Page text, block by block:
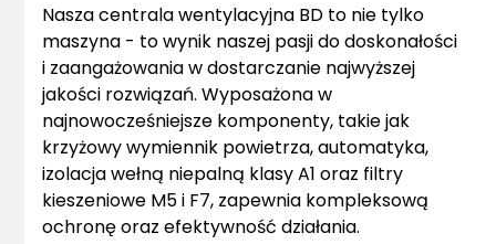
Nasza centrala wentylacyjna BD to nie tylko
maszyna - to wynik naszej pasji do doskonałości
i zaangażowania w dostarczanie najwyższej
jakości rozwiązań. Wyposażona w
najnowocześniejsze komponenty, takie jak
krzyżowy wymiennik powietrza, automatyka,
izolacja wełną niepalną klasy A1 oraz filtry
kieszeniowe M5 i F7, zapewnia kompleksową
ochronę oraz efektywność działania.